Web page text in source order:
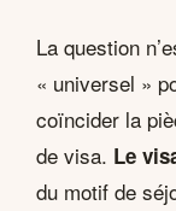
La question
« universel »
coïncider la
de visa. Le
du motif de